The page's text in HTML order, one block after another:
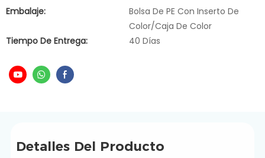
Embalaje:
Bolsa De PE Con Inserto De
Color/caja De Color
Tiempo De Entrega:
40 Días
Detalles Del Producto